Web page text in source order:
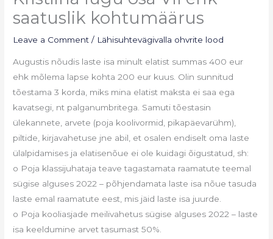
saatuslik kohtumäärus
Leave a Comment / Lähisuhtevägivalla ohvrite lood
Augustis nõudis laste isa minult elatist summas 400 eur
ehk mõlema lapse kohta 200 eur kuus. Olin sunnitud
tõestama 3 korda, miks mina elatist maksta ei saa ega
kavatsegi, nt palganumbritega. Samuti tõestasin
ülekannete, arvete (poja koolivormid, pikapäevarühm),
piltide, kirjavahetuse jne abil, et osalen endiselt oma laste
ülalpidamises ja elatisenõue ei ole kuidagi õigustatud, sh:
o Poja klassijuhataja teave tagastamata raamatute teemal
sügise alguses 2022 – põhjendamata laste isa nõue tasuda
laste emal raamatute eest, mis jäid laste isa juurde.
o Poja kooliasjade meilivahetus sügise alguses 2022 – laste
isa keeldumine arvet tasumast 50%.